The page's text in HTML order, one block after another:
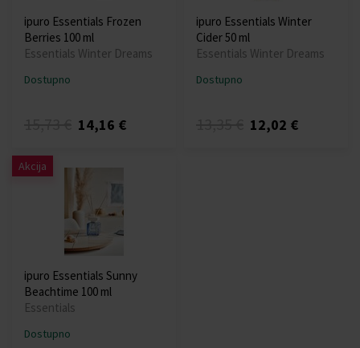
ipuro Essentials Frozen
Berries 100 ml
Essentials Winter Dreams
Dostupno
14,16 €
ipuro Essentials Winter
Cider 50 ml
Essentials Winter Dreams
Dostupno
12,02 €
Akcija
ipuro Essentials Sunny
Beachtime 100 ml
Essentials
Dostupno